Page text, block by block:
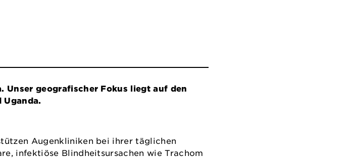
Unser geografischer Fokus liegt auf den
Uganda.
Augenkliniken bei ihrer täglichen
infektiöse Blindheitsursachen wie Trachom